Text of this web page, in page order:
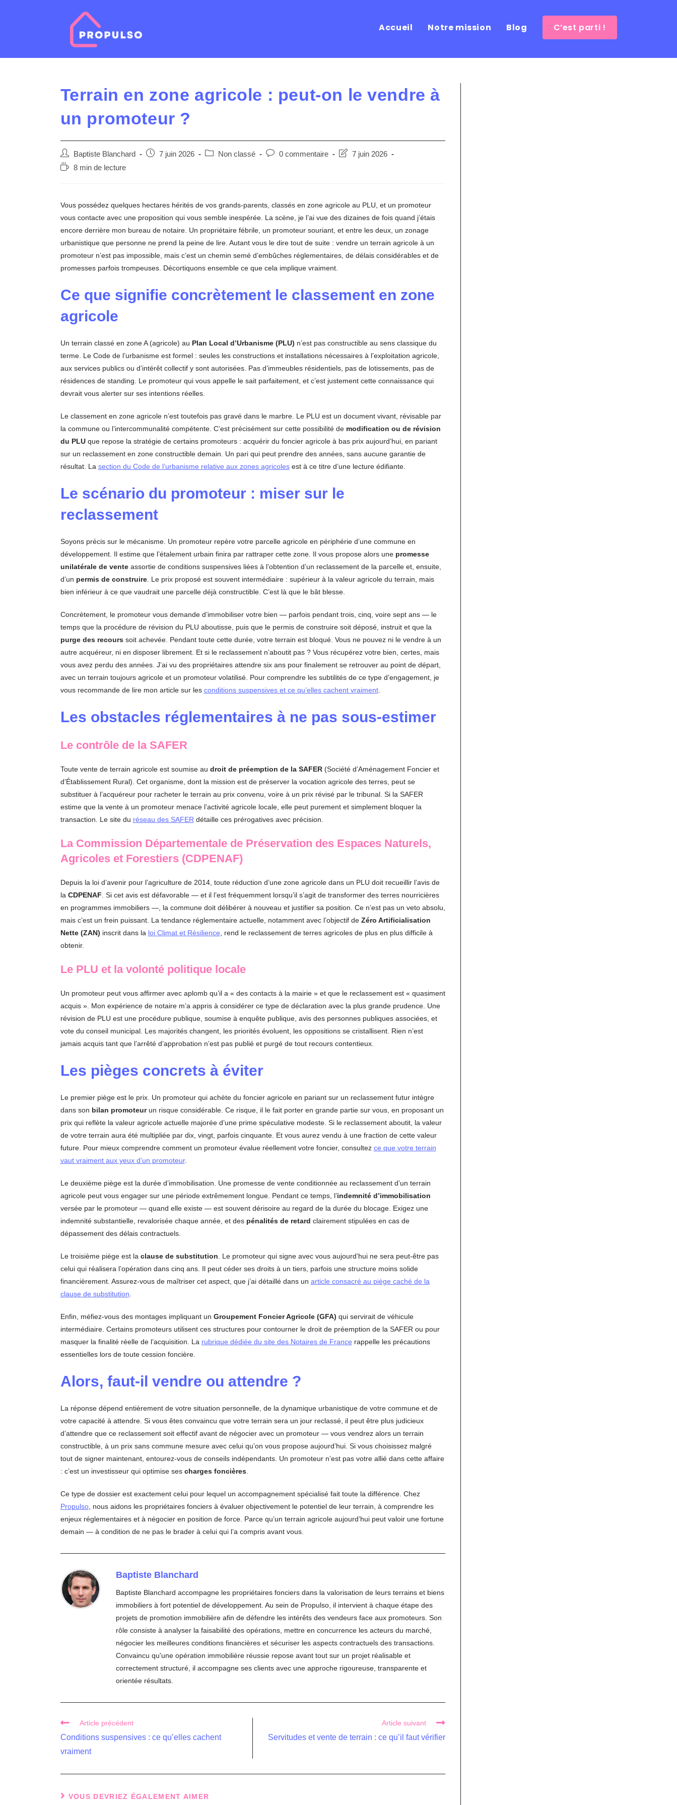
Accueil Notre mission Blog C’est parti !
Terrain en zone agricole : peut-on le vendre à
un promoteur ?
Auteur/autrice
de
Baptiste Blanchard
Post7 juin 2026
Post Non classé
Post0 commentaire
Post7 juin 2026
Temps8 min de lecture
Vous possédez quelques hectares hérités de vos grands-parents, classés en zone agricole au PLU, et un promoteur
vous contacte avec une proposition qui vous semble inespérée. La scène, je l’ai vue des dizaines de fois quand j’étais
encore derrière mon bureau de notaire. Un propriétaire fébrile, un promoteur souriant, et entre les deux, un zonage
urbanistique que personne ne prend la peine de lire. Autant vous le dire tout de suite : vendre un terrain agricole à un
promoteur n’est pas impossible, mais c’est un chemin semé d’embûches réglementaires, de délais considérables et de
promesses parfois trompeuses. Décortiquons ensemble ce que cela implique vraiment.
Ce que signifie concrètement le classement en zone
agricole
Un terrain classé en zone A (agricole) au Plan Local d’Urbanisme (PLU) n’est pas constructible au sens classique du
terme. Le Code de l’urbanisme est formel : seules les constructions et installations nécessaires à l’exploitation agricole,
aux services publics ou d’intérêt collectif y sont autorisées. Pas d’immeubles résidentiels, pas de lotissements, pas de
résidences de standing. Le promoteur qui vous appelle le sait parfaitement, et c’est justement cette connaissance qui
devrait vous alerter sur ses intentions réelles.
Le classement en zone agricole n’est toutefois pas gravé dans le marbre. Le PLU est un document vivant, révisable par
la commune ou l’intercommunalité compétente. C’est précisément sur cette possibilité de modification ou de révision
du PLUque repose la stratégie de certains promoteurs : acquérir du foncier agricole à bas prix aujourd’hui, en pariant
sur un reclassement en zone constructible demain. Un pari qui peut prendre des années, sans aucune garantie de
résultat. La section du Code de l’urbanisme relative aux zones agricolesest à ce titre d’une lecture édifiante.
Le scénario du promoteur : miser sur le
reclassement
Soyons précis sur le mécanisme. Un promoteur repère votre parcelle agricole en périphérie d’une commune en
développement. Il estime que l’étalement urbain finira par rattraper cette zone. Il vous propose alors une promesse
unilatérale de venteassortie de conditions suspensives liées à l’obtention d’un reclassement de la parcelle et, ensuite,
d’un permis de construire. Le prix proposé est souvent intermédiaire : supérieur à la valeur agricole du terrain, mais
bien inférieur à ce que vaudrait une parcelle déjà constructible. C’est là que le bât blesse.
Concrètement, le promoteur vous demande d’immobiliser votre bien — parfois pendant trois, cinq, voire sept ans — le
temps que la procédure de révision du PLU aboutisse, puis que le permis de construire soit déposé, instruit et que la
purge des recourssoit achevée. Pendant toute cette durée, votre terrain est bloqué. Vous ne pouvez ni le vendre à un
autre acquéreur, ni en disposer librement. Et si le reclassement n’aboutit pas ? Vous récupérez votre bien, certes, mais
vous avez perdu des années. J’ai vu des propriétaires attendre six ans pour finalement se retrouver au point de départ,
avec un terrain toujours agricole et un promoteur volatilisé. Pour comprendre les subtilités de ce type d’engagement, je
vous recommande de lire mon article sur les conditions suspensives et ce qu’elles cachent vraiment.
Les obstacles réglementaires à ne pas sous-estimer
Le contrôle de la SAFER
Toute vente de terrain agricole est soumise au droit de préemption de la SAFER(Société d’Aménagement Foncier et
d’Établissement Rural). Cet organisme, dont la mission est de préserver la vocation agricole des terres, peut se
substituer à l’acquéreur pour racheter le terrain au prix convenu, voire à un prix révisé par le tribunal. Si la SAFER
estime que la vente à un promoteur menace l’activité agricole locale, elle peut purement et simplement bloquer la
transaction. Le site du réseau des SAFER détaille ces prérogatives avec précision.
La Commission Départementale de Préservation des Espaces Naturels,
Agricoles et Forestiers (CDPENAF)
Depuis la loi d’avenir pour l’agriculture de 2014, toute réduction d’une zone agricole dans un PLU doit recueillir l’avis de
la CDPENAF . Si cet avis est défavorable — et il l’est fréquemment lorsqu’il s’agit de transformer des terres nourricières
en programmes immobiliers —, la commune doit délibérer à nouveau et justifier sa position. Ce n’est pas un veto absolu,
mais c’est un frein puissant. La tendance réglementaire actuelle, notamment avec l’objectif de Zéro Artificialisation
Nette (ZAN) inscrit dans la loi Climat et Résilience , rend le reclassement de terres agricoles de plus en plus difficile à
obtenir.
Le PLU et la volonté politique locale
Un promoteur peut vous affirmer avec aplomb qu’il a « des contacts à la mairie » et que le reclassement est « quasiment
acquis ». Mon expérience de notaire m’a appris à considérer ce type de déclaration avec la plus grande prudence. Une
révision de PLU est une procédure publique, soumise à enquête publique, avis des personnes publiques associées, et
vote du conseil municipal. Les majorités changent, les priorités évoluent, les oppositions se cristallisent. Rien n’est
jamais acquis tant que l’arrêté d’approbation n’est pas publié et purgé de tout recours contentieux.
Les pièges concrets à éviter
Le premier piège est le prix. Un promoteur qui achète du foncier agricole en pariant sur un reclassement futur intègre
dans son bilan promoteurun risque considérable. Ce risque, il le fait porter en grande partie sur vous, en proposant un
prix qui reflète la valeur agricole actuelle majorée d’une prime spéculative modeste. Si le reclassement aboutit, la valeur
de votre terrain aura été multipliée par dix, vingt, parfois cinquante. Et vous aurez vendu à une fraction de cette valeur
future. Pour mieux comprendre comment un promoteur évalue réellement votre foncier, consultez ce que votre terrain
vaut vraiment aux yeux d’un promoteur.
Le deuxième piège est la durée d’immobilisation. Une promesse de vente conditionnée au reclassement d’un terrain
agricole peut vous engager sur une période extrêmement longue. Pendant ce temps, l’indemnité d’immobilisation
versée par le promoteur — quand elle existe — est souvent dérisoire au regard de la durée du blocage. Exigez une
indemnité substantielle, revalorisée chaque année, et des pénalités de retard clairement stipulées en cas de
dépassement des délais contractuels.
Le troisième piège est la clause de substitution . Le promoteur qui signe avec vous aujourd’hui ne sera peut-être pas
celui qui réalisera l’opération dans cinq ans. Il peut céder ses droits à un tiers, parfois une structure moins solide
financièrement. Assurez-vous de maîtriser cet aspect, que j’ai détaillé dans un article consacré au piège caché de la
clause de substitution
Enfin, méfiez-vous des montages impliquant un Groupement Foncier Agricole (GFA) qui servirait de véhicule
intermédiaire. Certains promoteurs utilisent ces structures pour contourner le droit de préemption de la SAFER ou pour
masquer la finalité réelle de l’acquisition. La rubrique dédiée du site des Notaires de France rappelle les précautions
essentielles lors de toute cession foncière.
Alors, faut-il vendre ou attendre ?
La réponse dépend entièrement de votre situation personnelle, de la dynamique urbanistique de votre commune et de
votre capacité à attendre. Si vous êtes convaincu que votre terrain sera un jour reclassé, il peut être plus judicieux
d’attendre que ce reclassement soit effectif avant de négocier avec un promoteur — vous vendrez alors un terrain
constructible, à un prix sans commune mesure avec celui qu’on vous propose aujourd’hui. Si vous choisissez malgré
tout de signer maintenant, entourez-vous de conseils indépendants. Un promoteur n’est pas votre allié dans cette affaire
: c’est un investisseur qui optimise ses charges foncières.
Ce type de dossier est exactement celui pour lequel un accompagnement spécialisé fait toute la différence. Chez
Propulso, nous aidons les propriétaires fonciers à évaluer objectivement le potentiel de leur terrain, à comprendre les
enjeux réglementaires et à négocier en position de force. Parce qu’un terrain agricole aujourd’hui peut valoir une fortune
demain — à condition de ne pas le brader à celui qui l’a compris avant vous.
Baptiste Blanchard
Baptiste Blanchard accompagne les propriétaires fonciers dans la valorisation de leurs terrains et biens
immobiliers à fort potentiel de développement. Au sein de Propulso, il intervient à chaque étape des
projets de promotion immobilière afin de défendre les intérêts des vendeurs face aux promoteurs. Son
rôle consiste à analyser la faisabilité des opérations, mettre en concurrence les acteurs du marché,
négocier les meilleures conditions financières et sécuriser les aspects contractuels des transactions.
Convaincu qu'une opération immobilière réussie repose avant tout sur un projet réalisable et
correctement structuré, il accompagne ses clients avec une approche rigoureuse, transparente et
orientée résultats.
Read
articles
Article précédent
Conditions suspensives : ce qu’elles cachent
vraiment
Article suivant
Servitudes et vente de terrain : ce qu’il faut vérifier
VOUS DEVRIEZ ÉGALEMENT AIMER